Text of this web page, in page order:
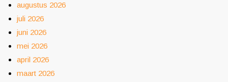
augustus 2026
juli 2026
juni 2026
mei 2026
april 2026
maart 2026